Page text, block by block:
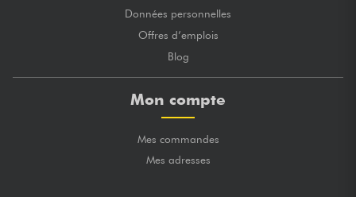
Données personnelles
Offres d’emplois
Blog
Mon compte
Mes commandes
Mes adresses